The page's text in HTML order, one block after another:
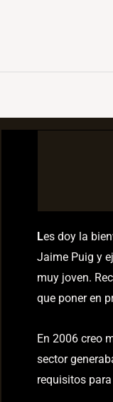
Les doy la
Jaime Puig y
muy joven.
que poner en
En 2006 creo
sector
requisitos